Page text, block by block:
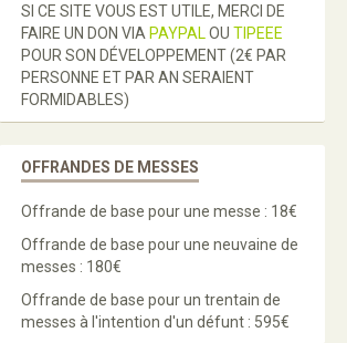
SI CE SITE VOUS EST UTILE, MERCI DE
FAIRE UN DON VIA PAYPAL OU TIPEEE
POUR SON DÉVELOPPEMENT (2€ PAR
PERSONNE ET PAR AN SERAIENT
FORMIDABLES)
OFFRANDES DE MESSES
Offrande de base pour une messe : 18€
Offrande de base pour une neuvaine de
messes : 180€
Offrande de base pour un trentain de
messes à l'intention d'un défunt : 595€